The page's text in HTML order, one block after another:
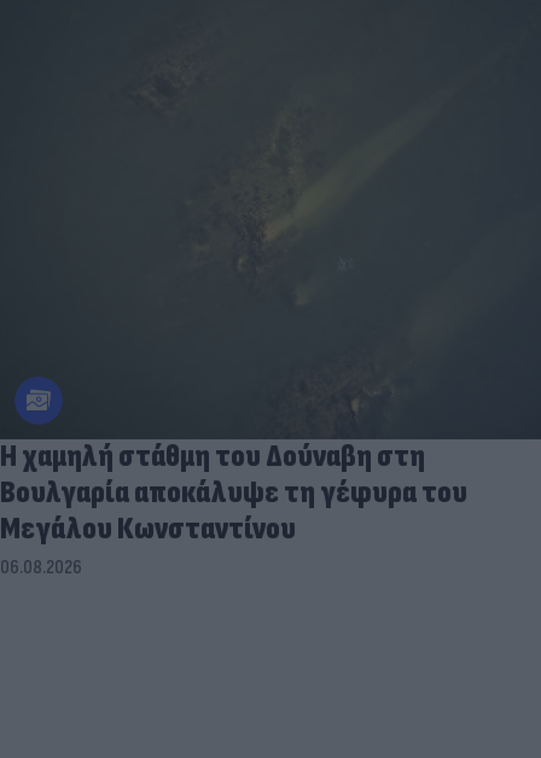
Η χαμηλή στάθμη του Δούναβη στη
Βουλγαρία αποκάλυψε τη γέφυρα του
Μεγάλου Κωνσταντίνου
06.08.2026